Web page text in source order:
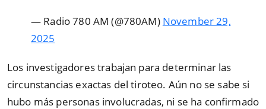
— Radio 780 AM (@780AM) November 29,
2025
Los investigadores trabajan para determinar las
circunstancias exactas del tiroteo. Aún no se sabe si
hubo más personas involucradas, ni se ha confirmado